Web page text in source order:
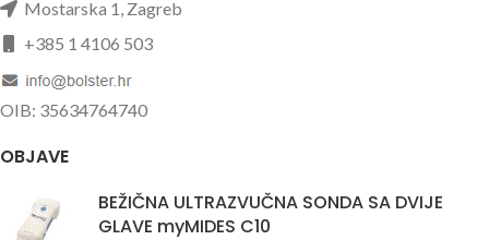
Mostarska 1, Zagreb
+385 1 4106 503
OIB: 35634764740
OBJAVE
BEŽIČNA ULTRAZVUČNA SONDA SA DVIJE
GLAVE myMIDES C10